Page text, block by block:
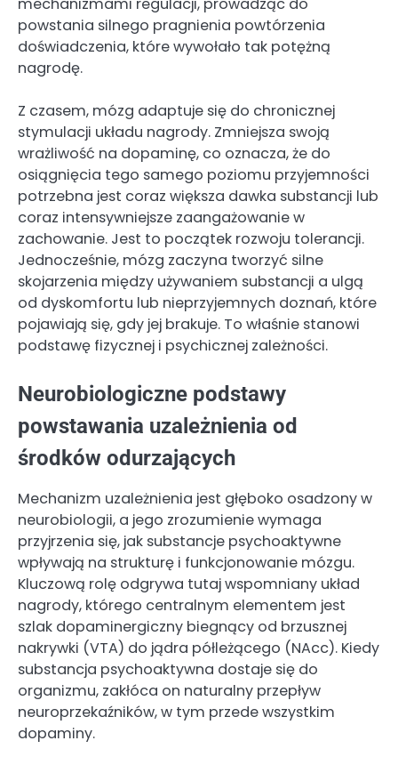
powstania silnego pragnienia powtórzenia
doświadczenia, które wywołało tak potężną
nagrodę.
Z czasem, mózg adaptuje się do chronicznej
stymulacji układu nagrody. Zmniejsza swoją
wrażliwość na dopaminę, co oznacza, że do
osiągnięcia tego samego poziomu przyjemności
potrzebna jest coraz większa dawka substancji lub
coraz intensywniejsze zaangażowanie w
zachowanie. Jest to początek rozwoju tolerancji.
Jednocześnie, mózg zaczyna tworzyć silne
skojarzenia między używaniem substancji a ulgą
od dyskomfortu lub nieprzyjemnych doznań, które
pojawiają się, gdy jej brakuje. To właśnie stanowi
podstawę fizycznej i psychicznej zależności.
Neurobiologiczne podstawy
powstawania uzależnienia od
środków odurzających
Mechanizm uzależnienia jest głęboko osadzony w
neurobiologii, a jego zrozumienie wymaga
przyjrzenia się, jak substancje psychoaktywne
wpływają na strukturę i funkcjonowanie mózgu.
Kluczową rolę odgrywa tutaj wspomniany układ
nagrody, którego centralnym elementem jest
szlak dopaminergiczny biegnący od brzusznej
nakrywki (VTA) do jądra półleżącego (NAcc). Kiedy
substancja psychoaktywna dostaje się do
organizmu, zakłóca on naturalny przepływ
neuroprzekaźników, w tym przede wszystkim
dopaminy.